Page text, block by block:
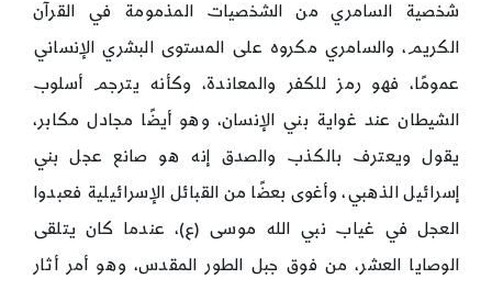
شخصية السامري من الشخصيات المذمومة في القرآن
الكريم، والسامري مكروه على المستوى البشري الإنساني
عمومًا، فهو رمز للكفر والمعاندة، وكأنه يترجم أسلوب
الشيطان عند غواية بني الإنسان، وهو أيضًا مجادل مكابر،
يقول ويعترف بالكذب والصدق إنه هو صانع عجل بني
إسرائيل الذهبي، وأغوى بعضًا من القبائل الإسرائيلية فعبدوا
العجل في غياب نبي الله موسى (ع)، عندما كان يتلقى
الوصايا العشر، من فوق جبل الطور المقدس، وهو أمر أثار